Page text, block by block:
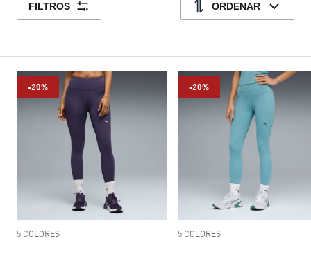
FILTROS ORDENAR
-20%
5 COLORES
-20%
5 COLORES